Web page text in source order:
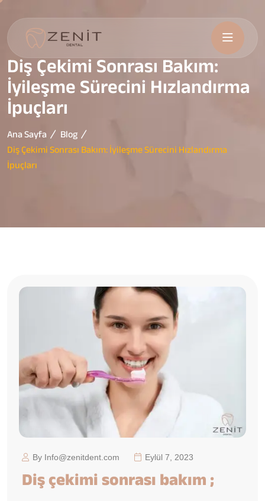
Diş Çekimi Sonrası Bakım:
İyileşme Sürecini Hızlandırma
İpuçları
Ana Sayfa
Blog
Diş Çekimi Sonrası Bakım: İyileşme Sürecini Hızlandırma
İpuçları
By Info@zenitdent.com Eylül 7, 2023
Diş çekimi sonrası bakım ;